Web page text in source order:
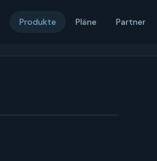
Produkte Pläne Partner